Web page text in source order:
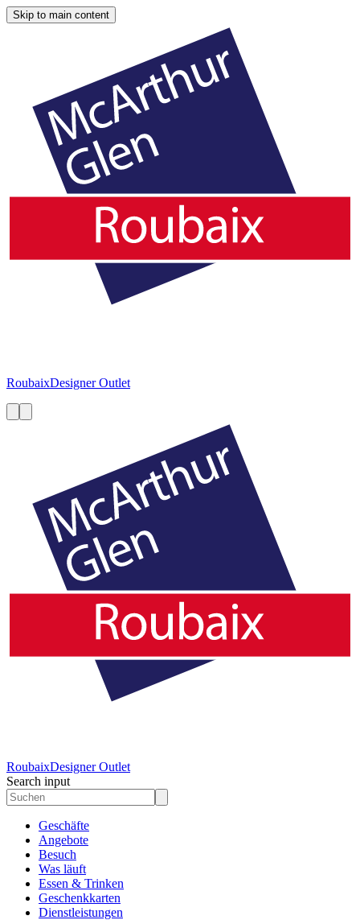
Skip to main content
RoubaixDesigner Outlet
RoubaixDesigner Outlet
Search input
Geschäfte
Angebote
Besuch
Was läuft
Essen & Trinken
Geschenkkarten
Dienstleistungen